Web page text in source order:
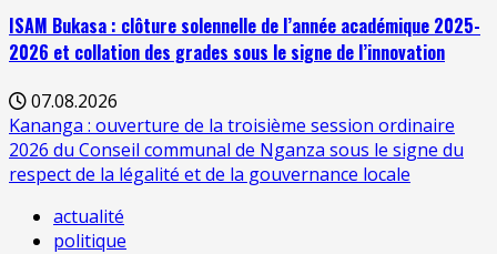
ISAM Bukasa : clôture solennelle de l’année académique 2025-
2026 et collation des grades sous le signe de l’innovation
07.08.2026
Kananga : ouverture de la troisième session ordinaire
2026 du Conseil communal de Nganza sous le signe du
respect de la légalité et de la gouvernance locale
actualité
politique